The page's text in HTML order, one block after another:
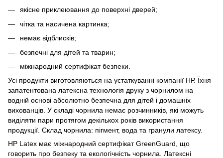
якісне приклеювання до поверхні дверей;
чітка та насичена картинка;
немає відблисків;
безпечні для дітей та тварин;
міжнародний сертифікат безпеки.
Усі продукти виготовляються на устаткуванні компанії НР. Їхня
запатентована латексна технологія друку з чорнилом на
водній основі абсолютно безпечна для дітей і домашніх
вихованців. У складі чорнила немає розчинників, які можуть
виділяти пари протягом декількох років використання
продукції. Склад чорнила: пігмент, вода та гранули латексу.
HP Latex має міжнародний сертифікат GreenGuard, що
говорить про безпеку та екологічність чорнила. Латексні